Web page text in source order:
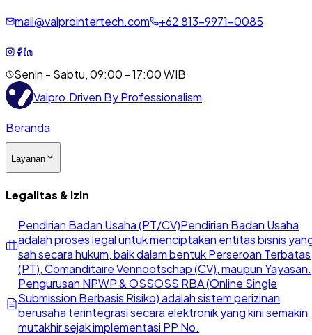
mail@valprointertech.com +62813-9971-0085
Senin - Sabtu, 09:00 - 17:00 WIB
Valpro.Driven By Professionalism
Beranda
Layanan
Legalitas & Izin
Pendirian Badan Usaha (PT/CV)Pendirian Badan Usaha
adalah proses legal untuk menciptakan entitas bisnis
sah secara hukum, baik dalam bentuk Perseroan Terbatas
(PT), Comanditaire Vennootschap (CV), maupun Yayasan.
Pengurusan NPWP & OSSOSS RBA (Online Single
Submission Berbasis Risiko) adalah sistem perizinan
berusaha terintegrasi secara elektronik yang kini semakin
mutakhir sejak implementasi PP No.